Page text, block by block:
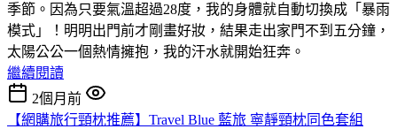
季節。因為只要氣溫超過28度，我的身體就自動切換成「暴雨
模式」！明明出門前才剛畫好妝，結果走出家門不到五分鐘，
太陽公公一個熱情擁抱，我的汗水就開始狂奔。
繼續閱讀
2個月前
【網購旅行頸枕推薦】Travel Blue 藍旅 寧靜頸枕同色套組